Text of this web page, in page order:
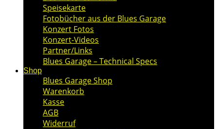
Speisekarte
Fotobücher aus der Blues Garage
Konzert Fotos
Konzert-Videos
Partner/Links
Blues Garage – Technical Specs
Shop
Blues Garage Shop
Warenkorb
Kasse
AGB
Widerruf